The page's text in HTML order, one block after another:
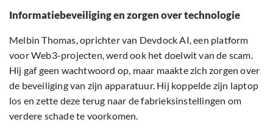
Informatiebeveiliging en zorgen over technologie
Melbin Thomas, oprichter van Devdock AI, een platform
voor Web3-projecten, werd ook het doelwit van de scam.
Hij gaf geen wachtwoord op, maar maakte zich zorgen over
de beveiliging van zijn apparatuur. Hij koppelde zijn laptop
los en zette deze terug naar de fabrieksinstellingen om
verdere schade te voorkomen.